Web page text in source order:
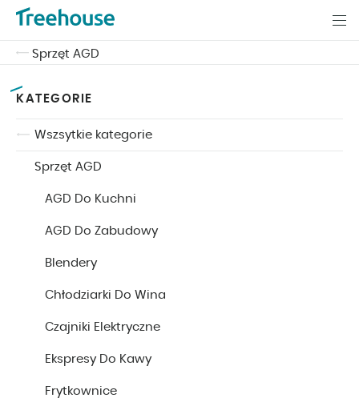
Sprzęt AGD
KATEGORIE
Wszsytkie kategorie
Sprzęt AGD
AGD Do Kuchni
AGD Do Zabudowy
Blendery
Chłodziarki Do Wina
Czajniki Elektryczne
Ekspresy Do Kawy
Frytkownice